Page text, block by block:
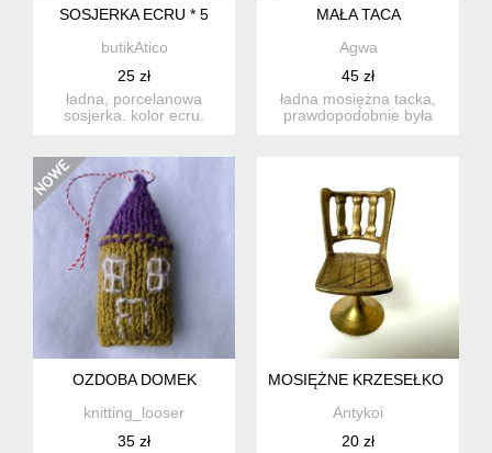
SOSJERKA ECRU * 5
butikAtico
25 zł
ładna, porcelanowa
sosjerka. kolor ecru.
MAŁA TACA
Agwa
45 zł
ładna mosiężna tacka,
prawdopodobnie była
OZDOBA DOMEK
knitting_looser
35 zł
MOSIĘŻNE KRZESEŁKO
Antykoi
20 zł